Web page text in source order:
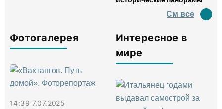
См все
Фотогалерея
14:39 7.07.2025
Интересное в
мире